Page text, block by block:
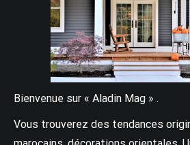
Bienvenue sur « Aladin Mag » .
Vous trouverez des tendances